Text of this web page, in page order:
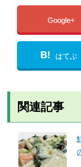
Google+
B! はてぶ
関連記事